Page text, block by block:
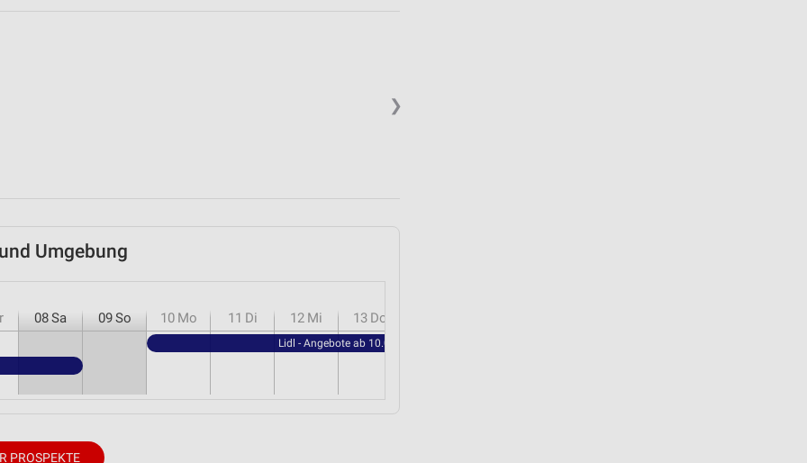
❯
Umgebung
08Sa 09So 10 Mo 11 Di 12 Mi 13 Do
Lidl - Angebote ab 10.08.
PROSPEKTE